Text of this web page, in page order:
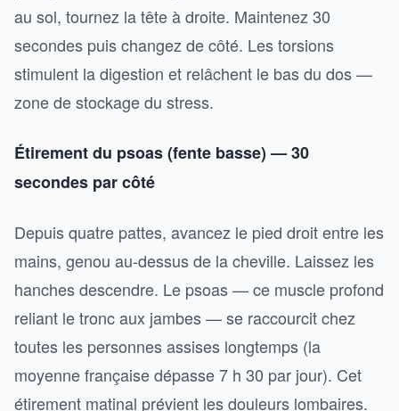
au sol, tournez la tête à droite. Maintenez 30
secondes puis changez de côté. Les torsions
stimulent la digestion et relâchent le bas du dos —
zone de stockage du stress.
Étirement du psoas (fente basse) — 30
secondes par côté
Depuis quatre pattes, avancez le pied droit entre les
mains, genou au-dessus de la cheville. Laissez les
hanches descendre. Le psoas — ce muscle profond
reliant le tronc aux jambes — se raccourcit chez
toutes les personnes assises longtemps (la
moyenne française dépasse 7 h 30 par jour). Cet
étirement matinal prévient les douleurs lombaires.